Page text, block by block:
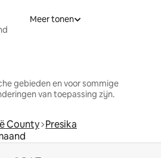
Meer tonen
gebieden en voor sommige
van toepassing zijn.
County Presika